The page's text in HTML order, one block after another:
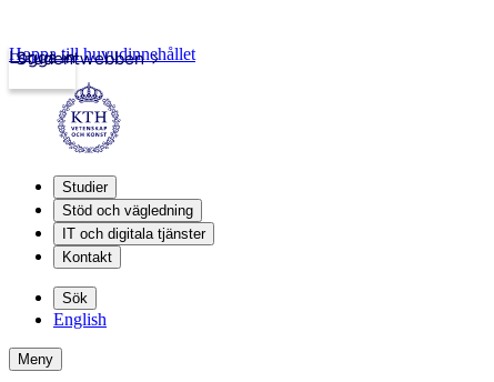
Studentwebben
Logga in
Hoppa till huvudinnehållet
Studier
Stöd och vägledning
IT och digitala tjänster
Kontakt
Sök
English
Meny